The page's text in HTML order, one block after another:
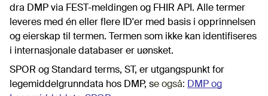
dra DMP via FEST-meldingen og FHIR API. Alle termer
leveres med én eller flere ID'er med basis i opprinnelsen
og eierskap til termen. Termen som ikke kan identifiseres
i internasjonale databaser er uønsket.
SPOR og Standard terms, ST, er utgangspunkt for
legemiddelgrunndata hos DMP, se også: DMP og